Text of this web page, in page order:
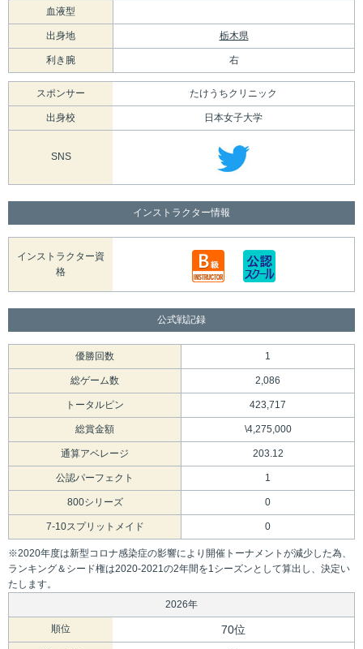
血液型
出身地 栃木県
利き腕 右
スポンサー たけうちクリニック
出身校 日本女子大学
SNS
インストラクター情報
インストラクター資
格
公式戦記録
優勝回数 1
総ゲーム数 2,086
トータルピン 423,717
総賞金額 \4,275,000
通算アベレージ 203.12
公認パーフェクト 1
800シリーズ 0
7-10スプリットメイド 0
※2020年度は新型コロナ感染症の影響により開催トーナメントが減少した為、
ランキング＆シード権は2020-2021の2年間を1シーズンとして算出し、決定い
たします。
2026年
順位 70位